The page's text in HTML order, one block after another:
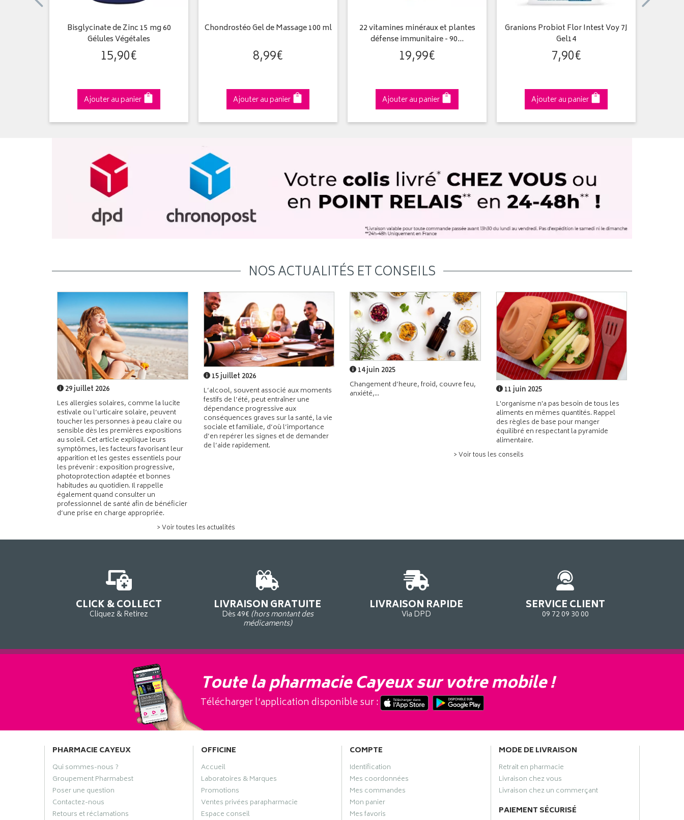
Bisglycinate de Zinc 15 mg 60
Gélules Végétales
15,90€
Ajouter au panier
Chondrostéo Gel de Massage 100 ml
8,99€
Ajouter au panier
22 vitamines minéraux et plantes
défense immunitaire - 90…
19,99€
Ajouter au panier
Granions Probiot Flor Intest Voy 7J
Gel14
7,90€
Ajouter au panier
NOS ACTUALITÉS ET CONSEILS
29 juillet 2026
Les allergies solaires, comme la lucite
estivale ou l’urticaire solaire, peuvent
toucher les personnes à peau claire ou
sensible dès les premières expositions
au soleil. Cet article explique leurs
symptômes, les facteurs favorisant leur
apparition et les gestes essentiels pour
les prévenir : exposition progressive,
photoprotection adaptée et bonnes
habitudes au quotidien. Il rappelle
également quand consulter un
professionnel de santé afin de bénéficier
d’une prise en charge appropriée.
15 juillet 2026
L’alcool, souvent associé aux moments
festifs de l’été, peut entraîner une
dépendance progressive aux
conséquences graves sur la santé, la vie
sociale et familiale, d’où l’importance
d’en repérer les signes et de demander
de l’aide rapidement.
> Voir toutes les actualités
14 juin 2025
Changement d’heure, froid, couvre feu,
anxiété,...
11 juin 2025
L'organisme n'a pas besoin de tous les
aliments en mêmes quantités. Rappel
des règles de base pour manger
équilibré en respectant la pyramide
alimentaire.
> Voir tous les conseils
CLICK & COLLECT
Cliquez & Retirez
LIVRAISON GRATUITE
Dès 49€ (hors montant des
médicaments)
LIVRAISON RAPIDE
Via DPD
SERVICE CLIENT
09 72 09 30 00
Toute la pharmacie Cayeux sur votre mobile !
Télécharger l’application disponible sur :
PHARMACIE CAYEUX
Qui sommes-nous ?
Groupement Pharmabest
Poser une question
Contactez-nous
Retours et réclamations
OFFICINE
Accueil
Laboratoires & Marques
Promotions
Ventes privées parapharmacie
Espace conseil
COMPTE
Identification
Mes coordonnées
Mes commandes
Mon panier
Mes favoris
MODE DE LIVRAISON
Retrait en pharmacie
Livraison chez vous
Livraison chez un commerçant
PAIEMENT SÉCURISÉ